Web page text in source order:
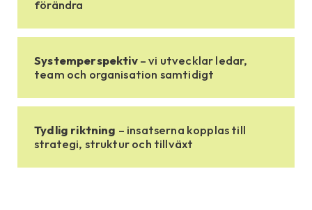
förändra
Systemperspektiv– vi utvecklar ledar,
team och organisation samtidigt
Tydlig riktning – insatserna kopplas till
strategi, struktur och tillväxt